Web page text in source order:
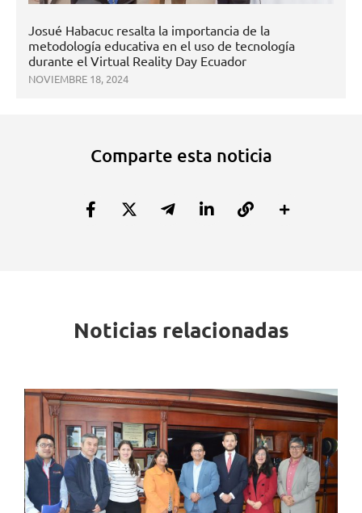
Josué Habacuc resalta la importancia de la
metodología educativa en el uso de tecnología
durante el Virtual Reality Day Ecuador
NOVIEMBRE 18, 2024
Comparte esta noticia
Noticias relacionadas